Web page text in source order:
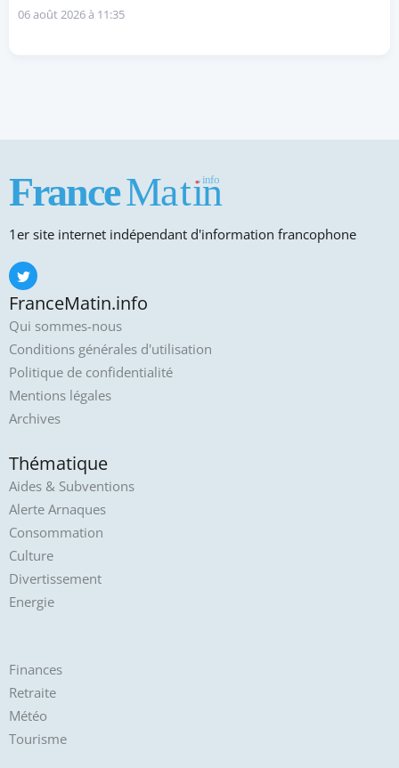
06 août 2026 à 11:35
1er site internet indépendant d'information francophone
FranceMatin.info
Qui sommes-nous
Conditions générales d'utilisation
Politique de confidentialité
Mentions légales
Archives
Thématique
Aides & Subventions
Alerte Arnaques
Consommation
Culture
Divertissement
Energie
Finances
Retraite
Météo
Tourisme